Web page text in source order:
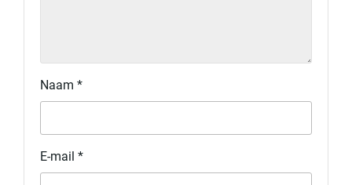
Naam *
E-mail *